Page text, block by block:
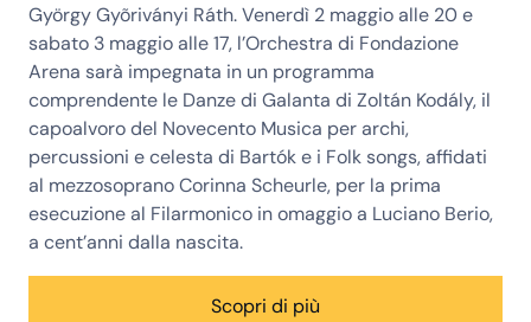
György Gyõriványi Ráth. Venerdì 2 maggio alle 20 e
sabato 3 maggio alle 17, l’Orchestra di Fondazione
Arena sarà impegnata in un programma
comprendente le Danze di Galanta di Zoltán Kodály, il
capoalvoro del Novecento Musica per archi,
percussioni e celesta di Bartók e i Folk songs, affidati
al mezzosoprano Corinna Scheurle, per la prima
esecuzione al Filarmonico in omaggio a Luciano Berio,
a cent’anni dalla nascita.
Scopri di più